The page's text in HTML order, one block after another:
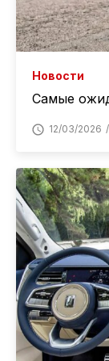
Новости
Самые
12/03/2026